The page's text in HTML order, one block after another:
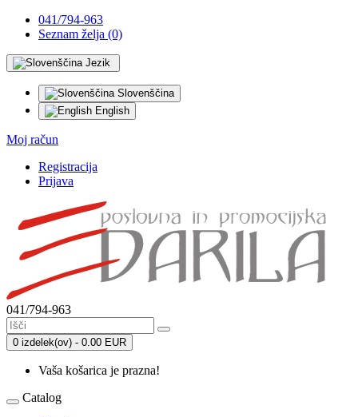
041/794-963
Seznam želja (0)
Jezik
Slovenščina
English
Moj račun
Registracija
Prijava
041/794-963
0 izdelek(ov) - 0.00 EUR
Vaša košarica je prazna!
Catalog